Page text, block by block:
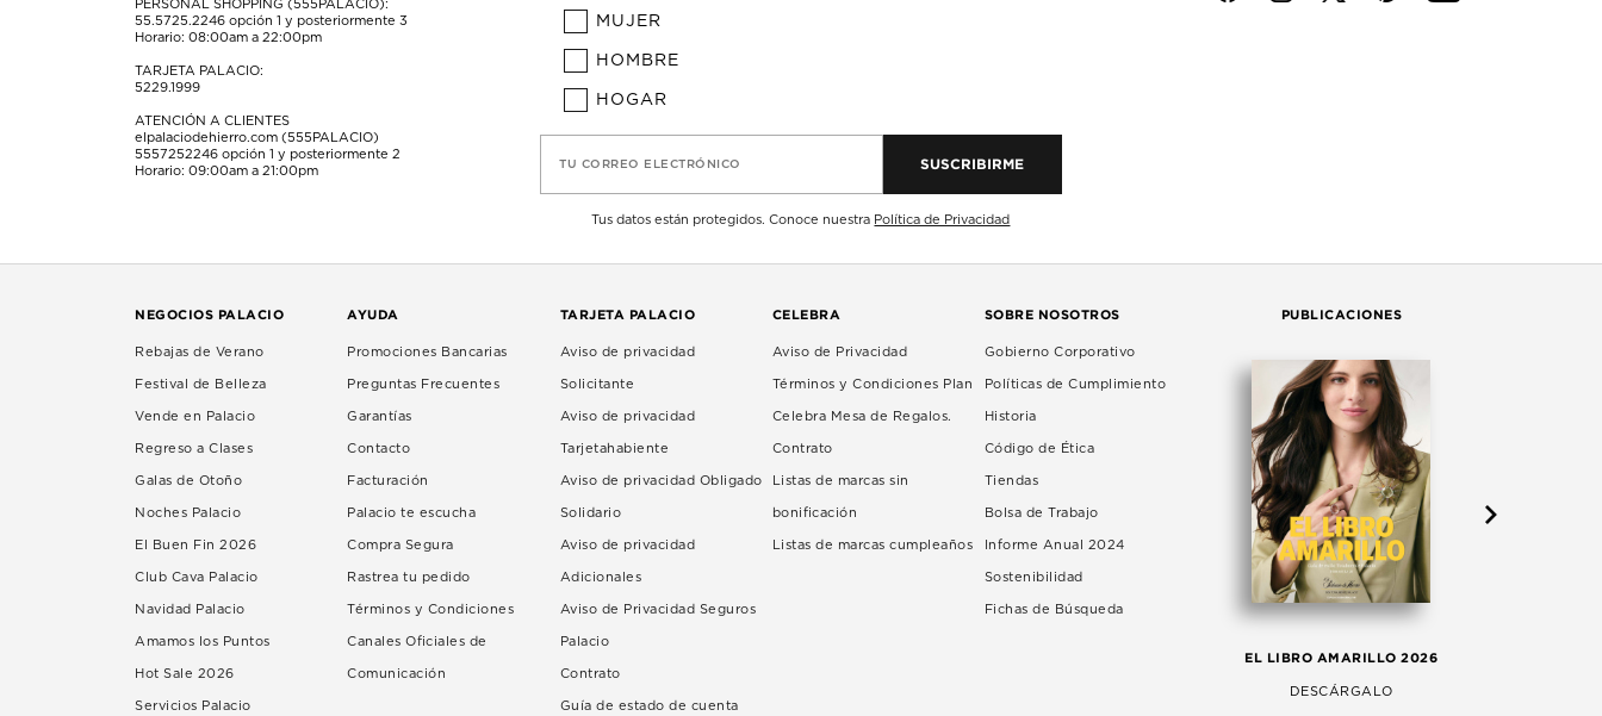
PERSONAL SHOPPING (555PALACIO):
55.5725.2246 opción 1 y posteriormente 3
Horario: 08:00am a 22:00pm
TARJETA PALACIO:
5229.1999
ATENCIÓN A CLIENTES
elpalaciodehierro.com (555PALACIO)
5557252246 opción 1 y posteriormente 2
Horario: 09:00am a 21:00pm
MUJER
HOMBRE
HOGAR
TU CORREO ELECTRÓNICO SUSCRIBIRME
Tus datos están protegidos. Conoce nuestra Política de Privacidad
NEGOCIOS PALACIO
Rebajas de Verano
Festival de Belleza
Vende en Palacio
Regreso a Clases
Galas de Otoño
Noches Palacio
El Buen Fin 2026
Club Cava Palacio
Navidad Palacio
Amamos los Puntos
Hot Sale 2026
Servicios Palacio
AYUDA
Promociones Bancarias
Preguntas Frecuentes
Garantías
Contacto
Facturación
Palacio te escucha
Compra Segura
Rastrea tu pedido
Términos y Condiciones
Canales Oficiales de
Comunicación
TARJETA PALACIO
Aviso de privacidad
Solicitante
Aviso de privacidad
Tarjetahabiente
Aviso de privacidad Obligado
Solidario
Aviso de privacidad
Adicionales
Aviso de Privacidad Seguros
Palacio
Contrato
Guía de estado de cuenta
CELEBRA
Aviso de Privacidad
Términos y Condiciones Plan
Celebra Mesa de Regalos.
Contrato
Listas de marcas sin
bonificación
Listas de marcas cumpleaños
SOBRE NOSOTROS
Gobierno Corporativo
Políticas de Cumplimiento
Historia
Código de Ética
Tiendas
Bolsa de Trabajo
Informe Anual 2024
Sostenibilidad
Fichas de Búsqueda
PUBLICACIONES
EL LIBRO AMARILLO 2026
DESCÁRGALO